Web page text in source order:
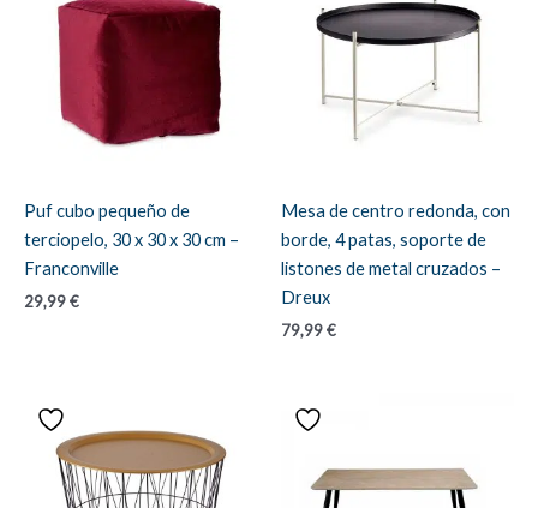
Puf cubo pequeño de
terciopelo, 30 x 30 x 30 cm –
Franconville
29,99€
Mesa de centro redonda, con
borde, 4 patas, soporte de
listones de metal cruzados –
Dreux
79,99€